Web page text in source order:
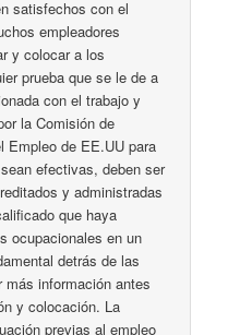
satisfechos con el
empleadores
y colocar a los
prueba que se le de a
con el trabajo y
la Comisión de
Empleo de EE.UU para
efectivas, deben ser
y administradas
que haya
ocupacionales en un
detrás de las
más información antes
y colocación. La
previas al empleo